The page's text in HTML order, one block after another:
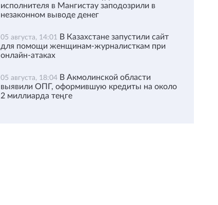
исполнителя в Мангистау заподозрили в
незаконном выводе денег
05 августа, 14:01 В Казахстане запустили сайт
для помощи женщинам-журналисткам при
онлайн-атаках
05 августа, 18:04 В Акмолинской области
выявили ОПГ, оформившую кредиты на около
2 миллиарда теңге